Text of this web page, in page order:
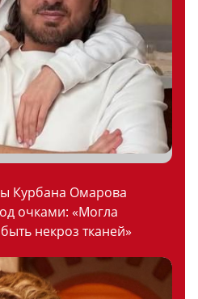
Курбана Омарова
очками: «Могла
некроз тканей»